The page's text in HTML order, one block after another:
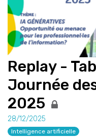
Replay -
Journée
2025
28/12/2025
Intelligence artificielle